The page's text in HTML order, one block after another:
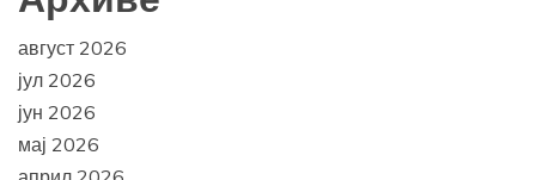
август 2026
јул 2026
јун 2026
мај 2026